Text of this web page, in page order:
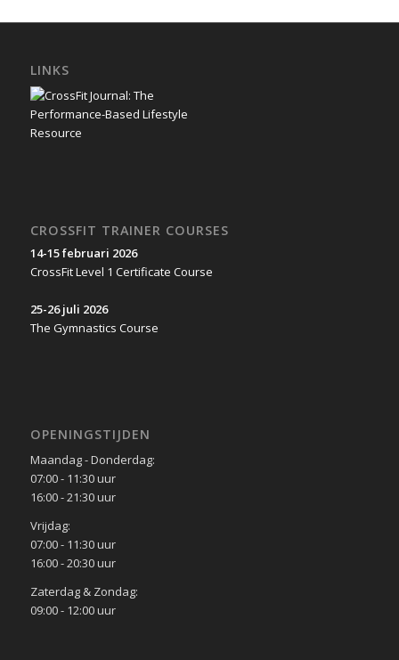
LINKS
CROSSFIT TRAINER COURSES
14-15 februari 2026
CrossFit Level 1 Certificate Course
25-26 juli 2026
The Gymnastics Course
OPENINGSTIJDEN
Maandag - Donderdag:
07:00 - 11:30 uur
16:00 - 21:30 uur
Vrijdag:
07:00 - 11:30 uur
16:00 - 20:30 uur
Zaterdag & Zondag:
09:00 - 12:00 uur